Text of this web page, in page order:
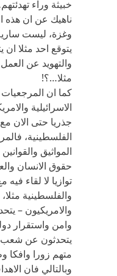
خبيثة وراء
ناهيك عن ان هذه
وغزة، ليست
يتوقع احد مثلا
والتهويد عن
مثلا…؟!
كما ان
الاسرائيلية
جذريا حتى الان
الفلسطينية،
المواثيق
حقوق الانسان
توازيا لا لقاء
والفلسطينية
والامريكيون –
وامن واستقرار
يتحدثون عن شعب
متهم زورا وافكا
وبالتالي فان